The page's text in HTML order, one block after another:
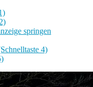
springen
4)